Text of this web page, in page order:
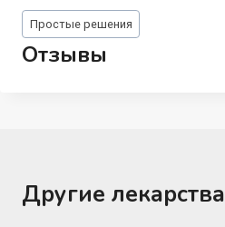
Метки
записи:
Простые решения
Отзывы
Другие лекарства